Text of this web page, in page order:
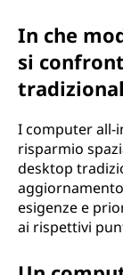
In che
si
I computer all-
risparmio
desktop
esigenze e
ai rispettivi